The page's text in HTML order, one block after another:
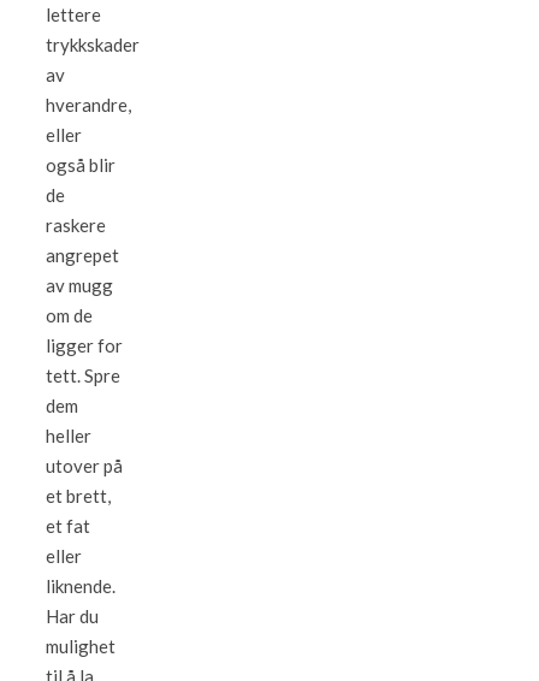
lettere
trykkskader
av
hverandre,
eller
også blir
de
raskere
angrepet
av mugg
om de
ligger for
tett. Spre
dem
heller
utover på
et brett,
et fat
eller
liknende.
Har du
mulighet
til å la